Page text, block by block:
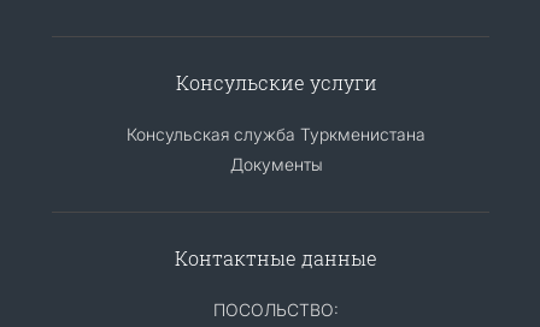
Консульские услуги
Консульская служба Туркменистана
Документы
Контактные данные
ПОСОЛЬСТВО: